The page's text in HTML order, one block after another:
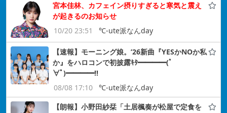
宮本佳林、カフェイン摂りすぎると寒気と震え
が起きるのお知らせ
10/20 23:51
℃-ute派なんday
【速報】モーニング娘。’26新曲『YESかNOか私
か』をハロコンで初披露ｷﾀ━━━━(ﾟ
∀ﾟ)━━━━!!
08/08 17:10
℃-ute派なんday
【朗報】小野田紗栞「土居楓奏が松屋で定食を